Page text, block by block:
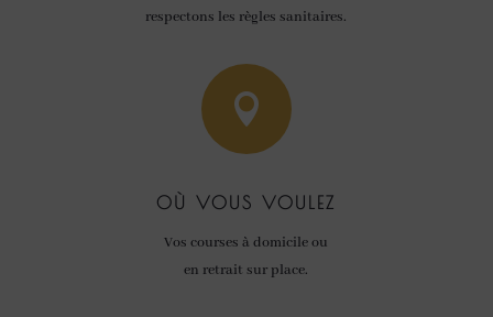
respectons les règles sanitaires.

OÙ VOUS VOULEZ
Vos courses à domicile ou
en retrait sur place.